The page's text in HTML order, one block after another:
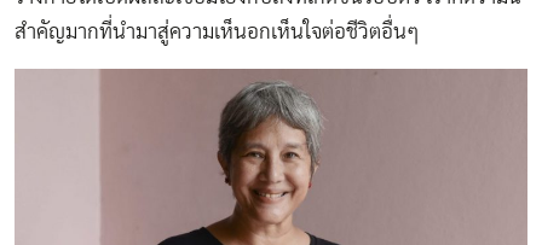
สำคัญมากที่นำมาสู่ความเห็นอกเห็นใจต่อชีวิตอื่นๆ